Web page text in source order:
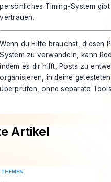
persönliches Timing-System
vertrauen.
Wenn du Hilfe brauchst, diesen
System zu verwandeln, kann
indem es dir hilft, Posts zu
organisieren, in deine
überprüfen, ohne separate
Artikel
THEMEN